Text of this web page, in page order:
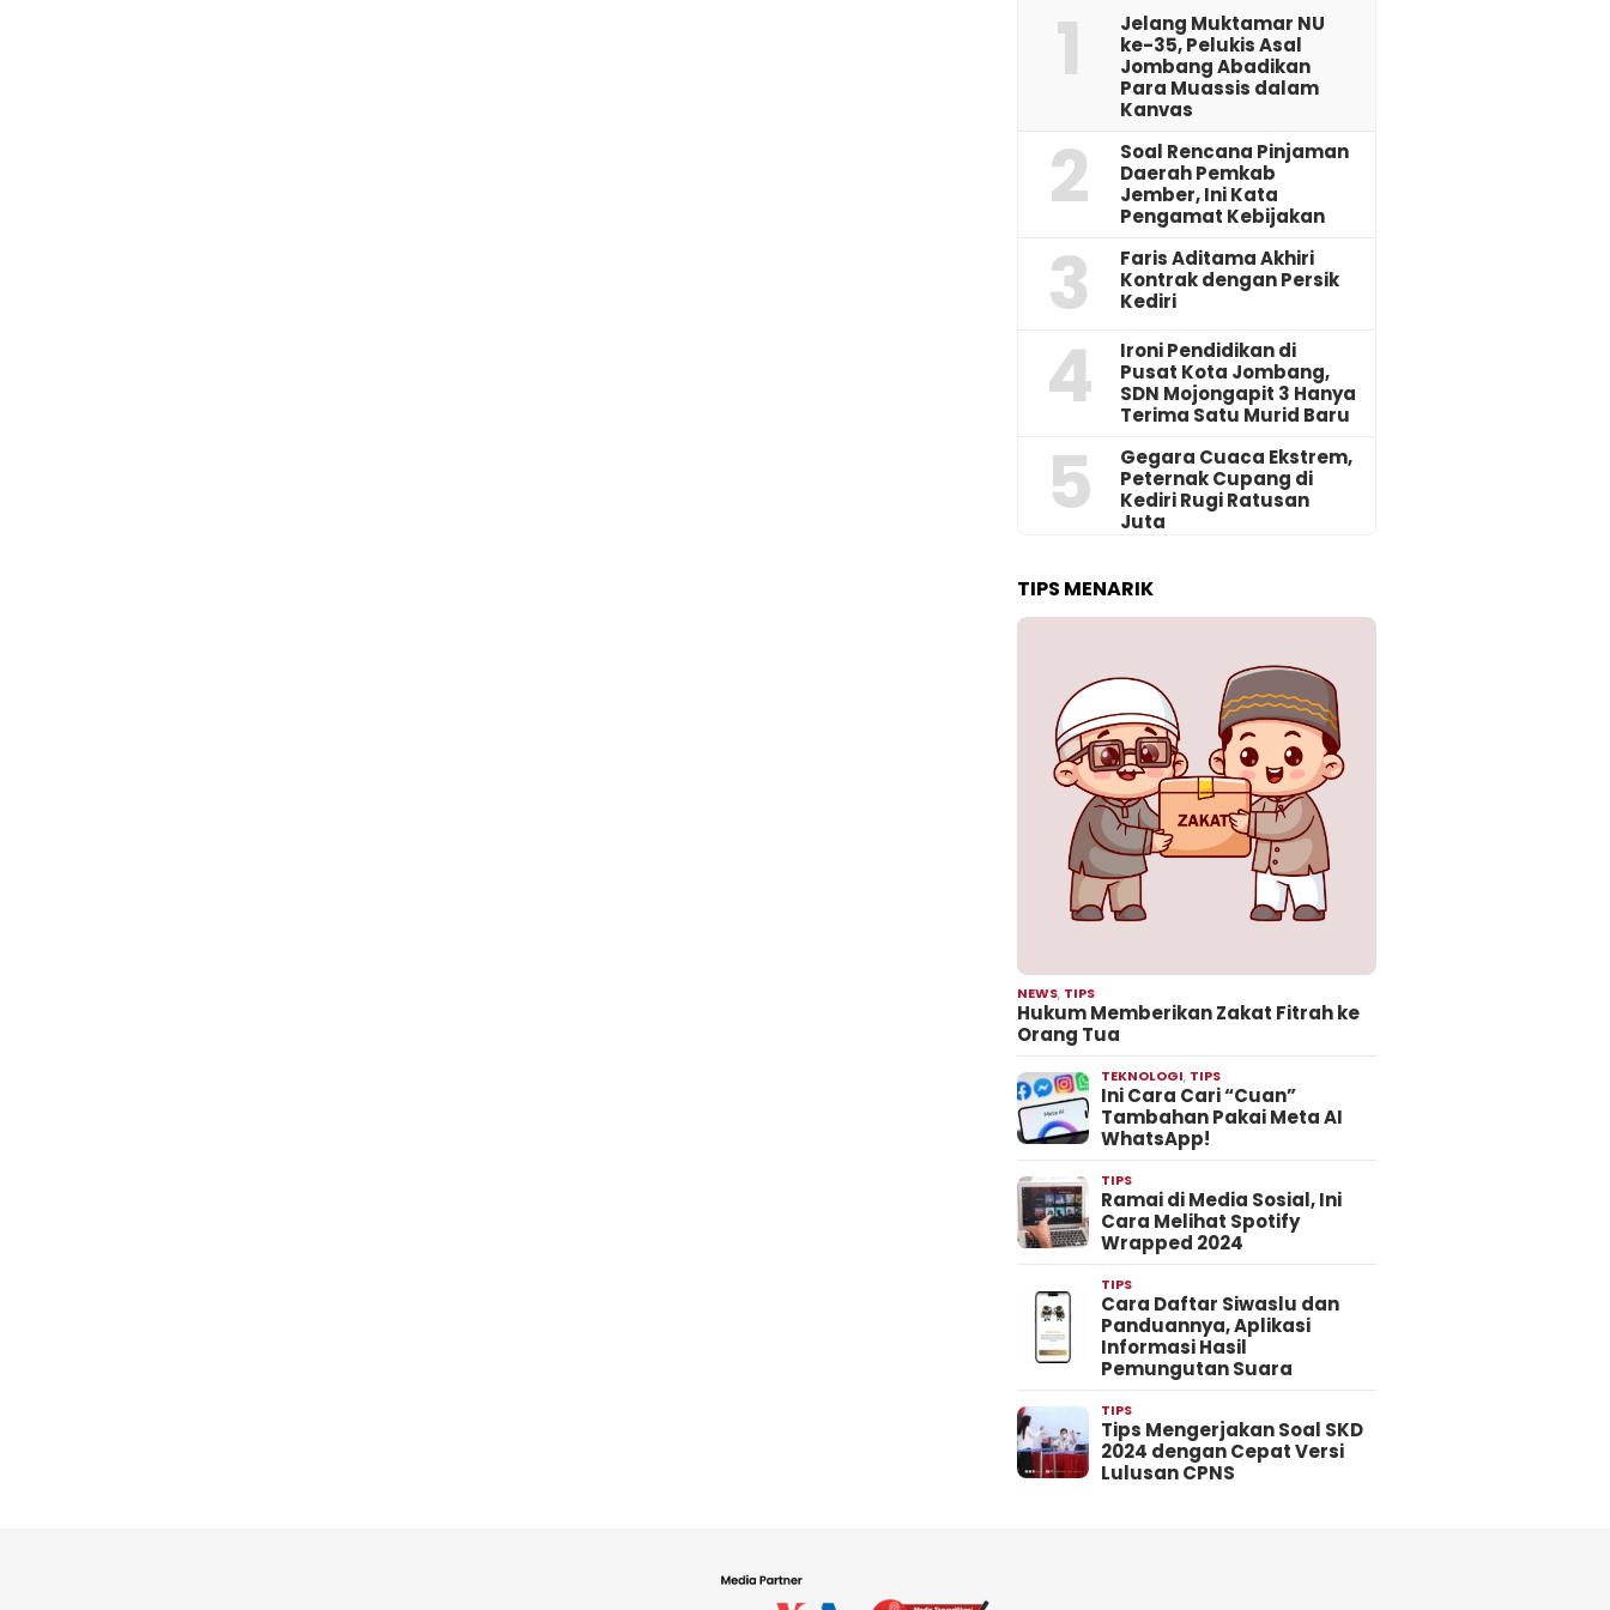
1
Jelang Muktamar NU
ke-35, Pelukis Asal
Jombang Abadikan
Para Muassis dalam
Kanvas
2
‎Soal Rencana Pinjaman
Daerah Pemkab
Jember, Ini Kata
Pengamat Kebijakan ‎
3
Faris Aditama Akhiri
Kontrak dengan Persik
Kediri
4
Ironi Pendidikan di
Pusat Kota Jombang,
SDN Mojongapit 3 Hanya
Terima Satu Murid Baru
5
‎Gegara Cuaca Ekstrem,
Peternak Cupang di
Kediri Rugi Ratusan
Juta
TIPS MENARIK
NEWS, TIPS
Hukum Memberikan Zakat Fitrah ke
Orang Tua
TEKNOLOGI, TIPS
Ini Cara Cari “Cuan”
Tambahan Pakai Meta AI
WhatsApp!
TIPS
Ramai di Media Sosial, Ini
Cara Melihat Spotify
Wrapped 2024
TIPS
Cara Daftar Siwaslu dan
Panduannya, Aplikasi
Informasi Hasil
Pemungutan Suara
TIPS
Tips Mengerjakan Soal SKD
2024 dengan Cepat Versi
Lulusan CPNS